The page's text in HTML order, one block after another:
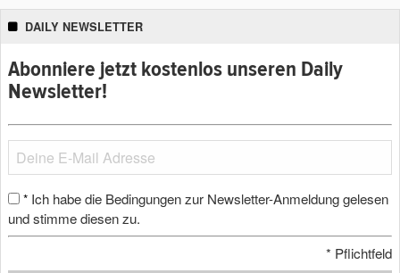
DAILY NEWSLETTER
Abonniere jetzt kostenlos unseren Daily
Newsletter!
* Ich habe die Bedingungen zur Newsletter-Anmeldung gelesen
und stimme diesen zu.
* Pflichtfeld